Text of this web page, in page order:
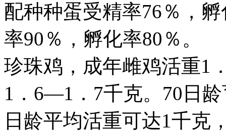
配种种蛋受精率76％，
率90％，孵化率80％
珍珠鸡，成年雌鸡活重1
1．6—1．7千克。70日
日龄平均活重可达1千克